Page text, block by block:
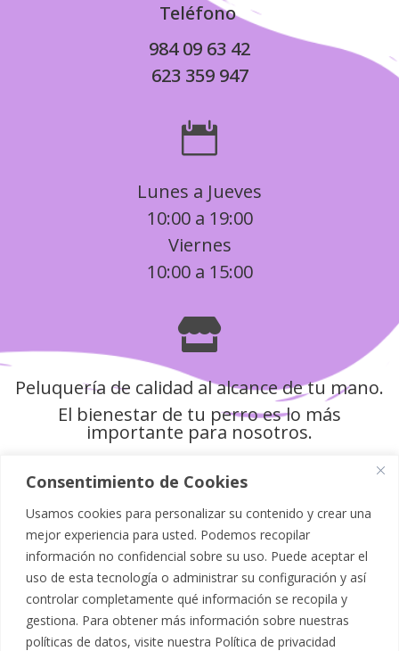
Consentimiento de Cookies
Usamos cookies para personalizar su contenido y crear una
mejor experiencia para usted. Podemos recopilar
información no confidencial sobre su uso. Puede aceptar el
uso de esta tecnología o administrar su configuración y así
controlar completamente qué información se recopila y
gestiona. Para obtener más información sobre nuestras
políticas de datos, visite nuestra Política de privacidad
Teléfono
984 09 63 42
623 359 947

Lunes a Jueves
10:00 a 19:00
Viernes
10:00 a 15:00

Peluquería de calidad al alcance de tu mano.
El bienestar de tu perro es lo más
importante para nosotros.
Política de Privacidad
Aviso Legal
Política de Cookies